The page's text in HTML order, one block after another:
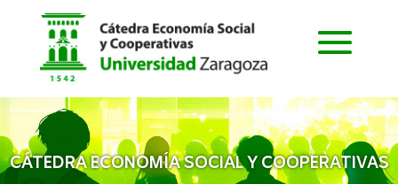
CÁTEDRA ECONOMÍA SOCIAL Y COOPERATIVAS